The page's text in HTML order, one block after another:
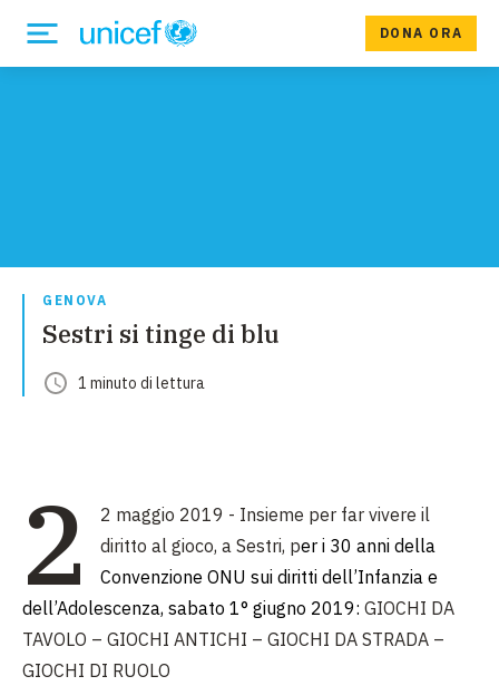
DONA ORA
GENOVA
Sestri si tinge di blu
1 minuto di lettura
2 2 maggio 2019 - Insieme per far vivere il
diritto al gioco, a Sestri, per i 30 anni della
Convenzione ONU sui diritti dell’Infanzia e
dell’Adolescenza, sabato 1° giugno 2019: GIOCHI DA
TAVOLO – GIOCHI ANTICHI – GIOCHI DA STRADA –
GIOCHI DI RUOLO